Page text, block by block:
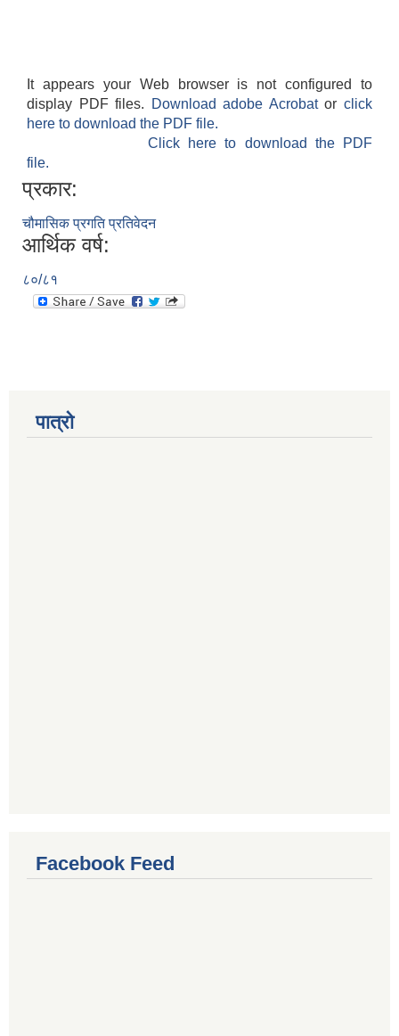
It appears your Web browser is not configured to
display PDF files.
Download adobe Acrobatorclick
here to download the PDF file.
Click here to download the PDF
file.
प्रकार:
चौमासिक प्रगति प्रतिवेदन
आर्थिक वर्ष:
८०/८१
पात्रो
Facebook Feed